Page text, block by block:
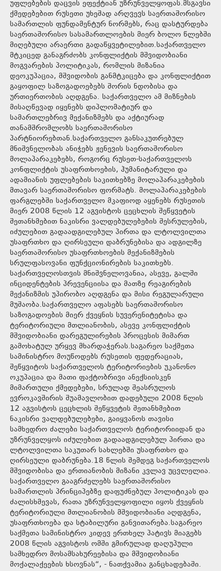
უფლებების დაცვის ეფექტიან უზრუნველყოფას.მსგავსი
ქმედებებით რუსეთი უხეშად არღვევს საერთაშორისო
სამართლის ფუნდამენტურ ნორმებს, რაც დასტურდება
საერთაშორისო სასამართლოების მიერ ბოლო წლებში
მიღებული არაერთი გადაწყვეტილებით.საქართველო
მტკიცედ განაგრძობს კონფლიქტის მშვიდობიანი
მოგვარების პოლიტიკას, რომლის მიზანია
დეოკუპაცია, მშვიდობის განმტკიცება და კონფლიქტით
გაყოფილ საზოგადოებებს შორის ნდობისა და
ურთიერთობის აღდგენა. საქართველო ამ მიზნების
მისაღწევად იყენებს დიპლომატიურ და
სამართლებრივ მექანიზმებს და აქტიურად
თანამშრომლობს საერთაშორისო
პარტნიორებთან.საქართველო განსაკუთრებულ
მნიშვნელობას ანიჭებს ჟენევის საერთაშორისო
მოლაპარაკებებს, როგორც რუსეთ-საქართველოს
კონფლიქტის უსაფრთხოების, ჰუმანიტარული და
ადამიანის უფლებების საკითხებზე მოლაპარაკებების
მთავარ საერთაშორისო ფორმატს. მოლაპარაკებების
ფარგლებში საქართველო მკაფიოდ აყენებს რუსეთის
მიერ 2008 წლის 12 აგვისტოს ცეცხლის შეწყვეტის
შეთანხმებით ნაკისრი ვალდებულებების შესრულების,
იძულებით გადაადგილებულ პირთა და ლტოლვილთა
უსაფრთხო და ღირსეული დაბრუნებისა და ადგილზე
საერთაშორისო უსაფრთხოების მექანიზმების
სრულფასოვანი ფუნქციონირების საკითხებს.
საქართველოსთვის მნიშვნელოვანია, ასევე, გალში
ინციდენტების პრევენციისა და მათზე რეაგირების
მექანიზმის უპირობო აღდგენა და მისი რეგულარული
მუშაობა.საქართველო აფასებს საერთაშორისო
საზოგადოების მიერ ქვეყნის სუვერენიტეტისა და
ტერიტორიული მთლიანობის, ასევე კონფლიქტის
მშვიდობიანი დარეგულირების პროცესის მიმართ
გამოხატულ ურყევ მხარდაჭერას.საგარეო საქმეთა
სამინისტრო მოუწოდებს რუსეთის ფედერაციას,
შეწყვიტოს საქართველოს ტერიტორიების უკანონო
ოკუპაცია და მათი ფაქტობრივი ანექსიისკენ
მიმართული ქმედებები, სრულად შეასრულოს
ევროკავშირის შუამავლობით დადებული 2008 წლის
12 აგვისტოს ცეცხლის შეწყვეტის შეთანხმებით
ნაკისრი ვალდებულებები, გაიყვანოს თავისი
სამხედრო ძალები საქართველოს ტერიტორიიდან და
უზრუნველყოს იძულებით გადაადგილებულ პირთა და
ლტოლვილთა საკუთარ სახლებში უსაფრთხო და
ღირსეული დაბრუნება.18 წლის შემდეგ საქართველოს
მშვიდობისა და ერთიანობის მიზანი კვლავ უცვლელია.
საქართველო გააგრძელებს საერთაშორისო
სამართლის პრინციპებზე დაფუძნებულ პოლიტიკას და
ძალისხმევას, რათა უზრუნველყოფილი იყოს ქვეყნის
ტერიტორიული მთლიანობის მშვიდობიანი აღდგენა,
უსაფრთხოება და სტაბილური განვითარება.საგარეო
საქმეთა სამინისტრო კიდევ ერთხელ პატივს მიაგებს
2008 წლის აგვისტოს ომში გმირულად დაღუპული
სამხედრო მოსამსახურეებისა და მშვიდობიანი
მოქალაქეების ხსოვნას“, - ნათქვამია განცხადებაში.